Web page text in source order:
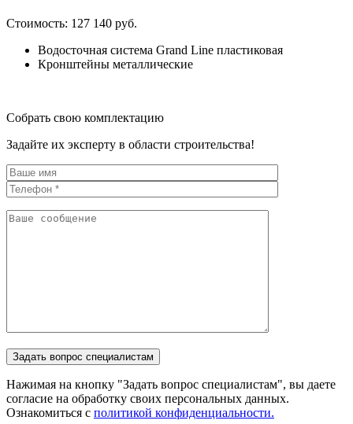
Стоимость: 127 140 руб.
Водосточная система Grand Line пластиковая
Кронштейны металлические
Собрать свою комплектацию
Задайте их эксперту в области строительства!
Нажимая на кнопку "Задать вопрос специалистам", вы даете
согласие на обработку своих персональных данных.
Ознакомиться с политикой конфиденциальности.